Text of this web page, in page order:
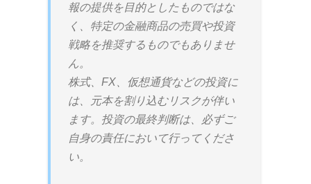
報の提供を目的としたものではな
く、特定の金融商品の売買や投資
戦略を推奨するものでもありませ
ん。
株式、FX、仮想通貨などの投資に
は、元本を割り込むリスクが伴い
ます。投資の最終判断は、必ずご
自身の責任において行ってくださ
い。